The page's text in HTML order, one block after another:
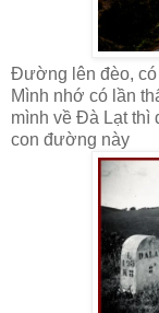
Đường lên đèo,
Mình nhớ có lần
mình về Đà Lạt thì
con đường này